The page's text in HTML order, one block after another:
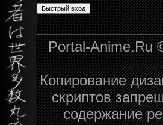
Portal-Anime.Ru
Копирование
скриптов
содержание